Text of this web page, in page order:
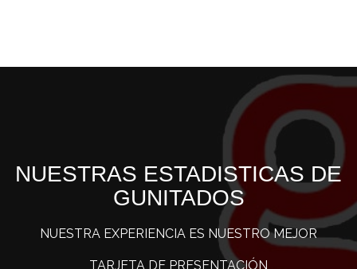
NUESTRAS ESTADISTICAS DE
GUNITADOS
NUESTRA EXPERIENCIA ES NUESTRO MEJOR
TARJETA DE PRESENTACIÓN